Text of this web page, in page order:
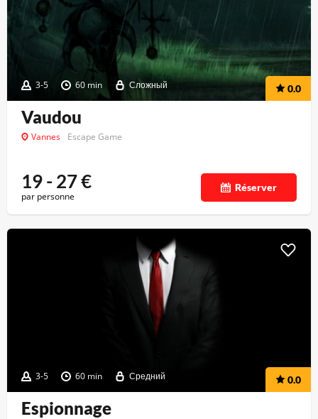
3-5 60 min Сложный 0.0
Vaudou
Vannes Escape Game
19 - 27€
par personne
Réserver
3-5 60 min Средний 0.0
Espionnage